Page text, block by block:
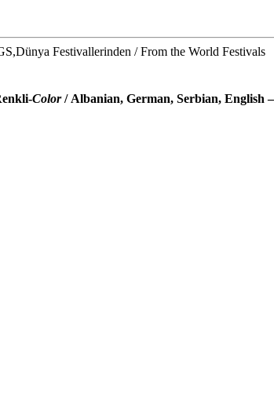
Festivallerinden / From the World Festivals
Color/ Albanian, German, Serbian, English –